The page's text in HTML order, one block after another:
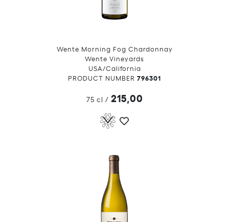
Wente Morning Fog Chardonnay
Wente Vineyards
USA/California
PRODUCT NUMBER 796301
75 cl / 215,00